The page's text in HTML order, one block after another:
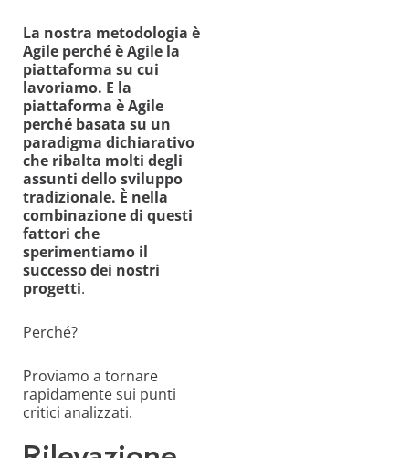
La nostra metodologia è
Agile perché è Agile la
piattaforma su cui
lavoriamo. E la
piattaforma è Agile
perché basata su un
paradigma dichiarativo
che ribalta molti degli
assunti dello sviluppo
tradizionale. È nella
combinazione di questi
fattori che
sperimentiamo il
successo dei nostri
progetti.
Perché?
Proviamo a tornare
rapidamente sui punti
critici analizzati.